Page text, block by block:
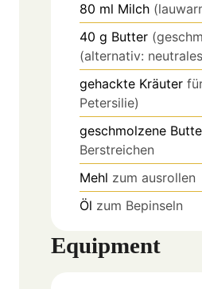
80 ml Milch
40 g Butter
(alternativ:
gehackte Kräuter
Petersilie)
geschmolzene
Berstreichen
Mehl zum ausrollen
Öl zum Bepinseln
Equipment